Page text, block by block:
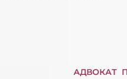
АДВОКАТ